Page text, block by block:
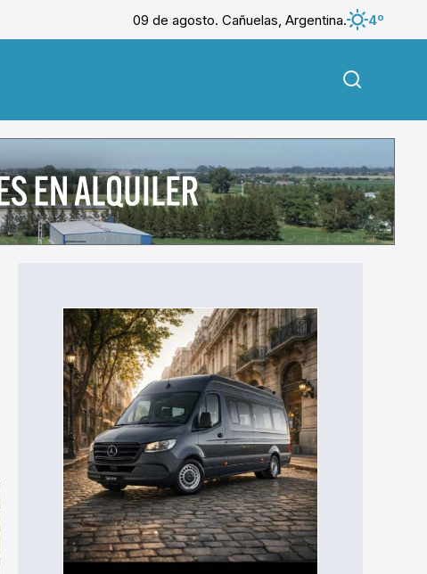
09 de agosto. Cañuelas, Argentina.
4º